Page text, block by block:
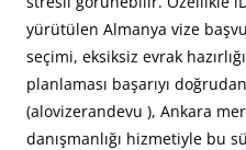
yürütülen Almanya vize
seçimi, eksiksiz evrak
planlaması başarıyı
(alovizerandevu ), Ankara
danışmanlığı hizmetiyle bu